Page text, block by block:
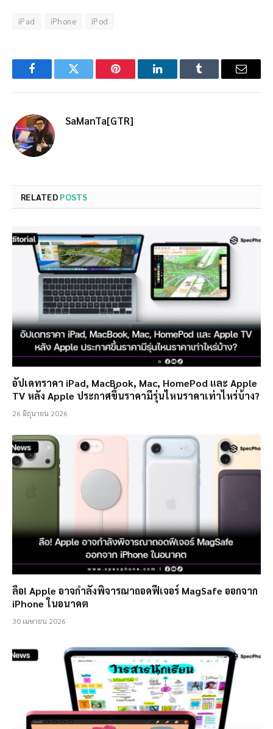
iPad iPhone iPod
FacebookTwitter Pinterest LinkedInTumblr Email
SaManTa[GTR]
RELATED POSTS
อัปเดทราคา iPad, MacBook, Mac, HomePod และ Apple
TV หลัง Apple ประกาศขึ้นราคามีรุ่นไหนราคาเท่าไหร่บ้าง?
26 มิถุนายน 2026
ลือ! Apple อาจกำลังพิจารณาถอดฟีเจอร์ MagSafe ออกจาก
iPhone ในอนาคต
30 เมษายน 2026